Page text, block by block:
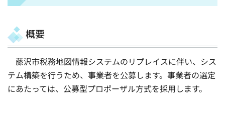
概要
藤沢市税務地図情報システムのリプレイスに伴い、シス
テム構築を行うため、事業者を公募します。事業者の選定
にあたっては、公募型プロポーザル方式を採用します。